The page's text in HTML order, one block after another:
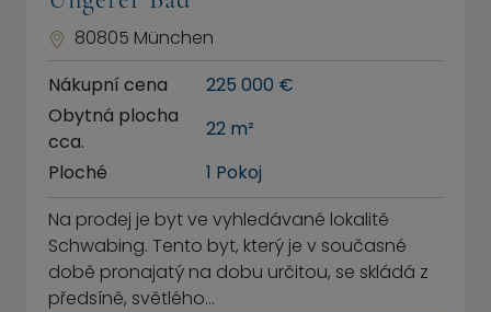
80805 München
Nákupní cena
225 000 €
Obytná plocha
cca.
22 m²
Ploché
1 Pokoj
Na prodej je byt ve vyhledávané lokalitě
Schwabing. Tento byt, který je v současné
době pronajatý na dobu určitou, se skládá z
předsíně, světlého…